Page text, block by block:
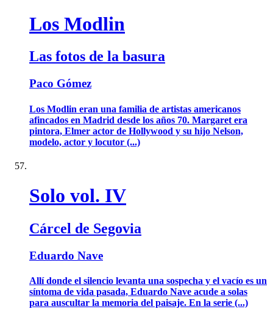
Los Modlin
Las fotos de la basura
Paco Gómez
Los Modlin eran una familia de artistas americanos
afincados en Madrid desde los años 70. Margaret era
pintora, Elmer actor de Hollywood y su hijo Nelson,
modelo, actor y locutor (...)
Solo vol. IV
Cárcel de Segovia
Eduardo Nave
Allí donde el silencio levanta una sospecha y el vacío es un
síntoma de vida pasada, Eduardo Nave acude a solas
para auscultar la memoria del paisaje. En la serie (...)